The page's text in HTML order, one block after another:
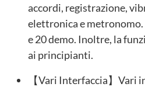
accordi, registrazione,
elettronica e
e 20 demo. Inoltre, la
ai principianti.
【Vari Interfaccia】Vari